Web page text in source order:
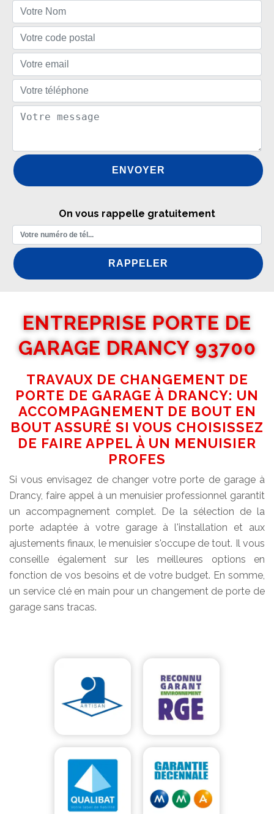
On vous rappelle gratuitement
ENTREPRISE PORTE DE
GARAGE DRANCY 93700
TRAVAUX DE CHANGEMENT DE
PORTE DE GARAGE À DRANCY: UN
ACCOMPAGNEMENT DE BOUT EN
BOUT ASSURÉ SI VOUS CHOISISSEZ
DE FAIRE APPEL À UN MENUISIER
PROFES
Si vous envisagez de changer votre porte de garage à
Drancy, faire appel à un menuisier professionnel garantit
un accompagnement complet. De la sélection de la
porte adaptée à votre garage à l'installation et aux
ajustements finaux, le menuisier s'occupe de tout. Il vous
conseille également sur les meilleures options en
fonction de vos besoins et de votre budget. En somme,
un service clé en main pour un changement de porte de
garage sans tracas.